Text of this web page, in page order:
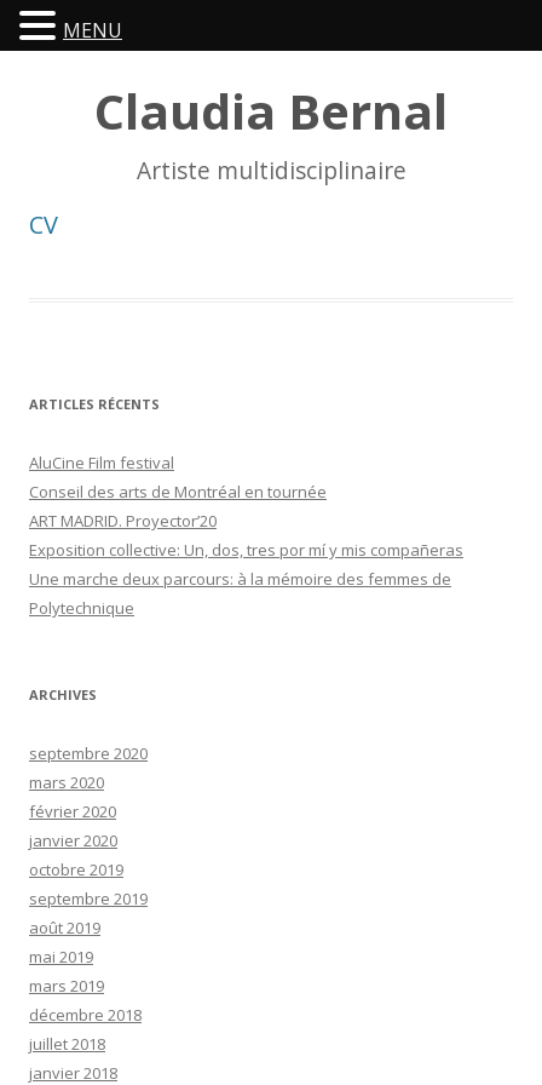
Claudia Bernal
Artiste multidisciplinaire
CV
ARTICLES RÉCENTS
AluCine Film festival
Conseil des arts de Montréal en tournée
ART MADRID. Proyector’20
Exposition collective: Un, dos, tres por mí y mis compañeras
Une marche deux parcours: à la mémoire des femmes de
Polytechnique
ARCHIVES
septembre 2020
mars 2020
février 2020
janvier 2020
octobre 2019
septembre 2019
août 2019
mai 2019
mars 2019
décembre 2018
juillet 2018
janvier 2018
MENU